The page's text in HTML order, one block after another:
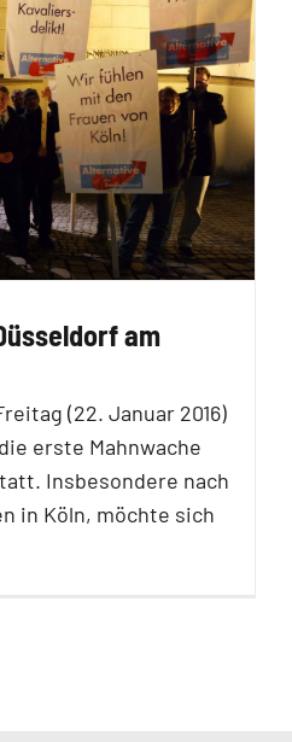
am
(22. Januar 2016)
erste Mahnwache
Insbesondere nach
in Köln, möchte sich